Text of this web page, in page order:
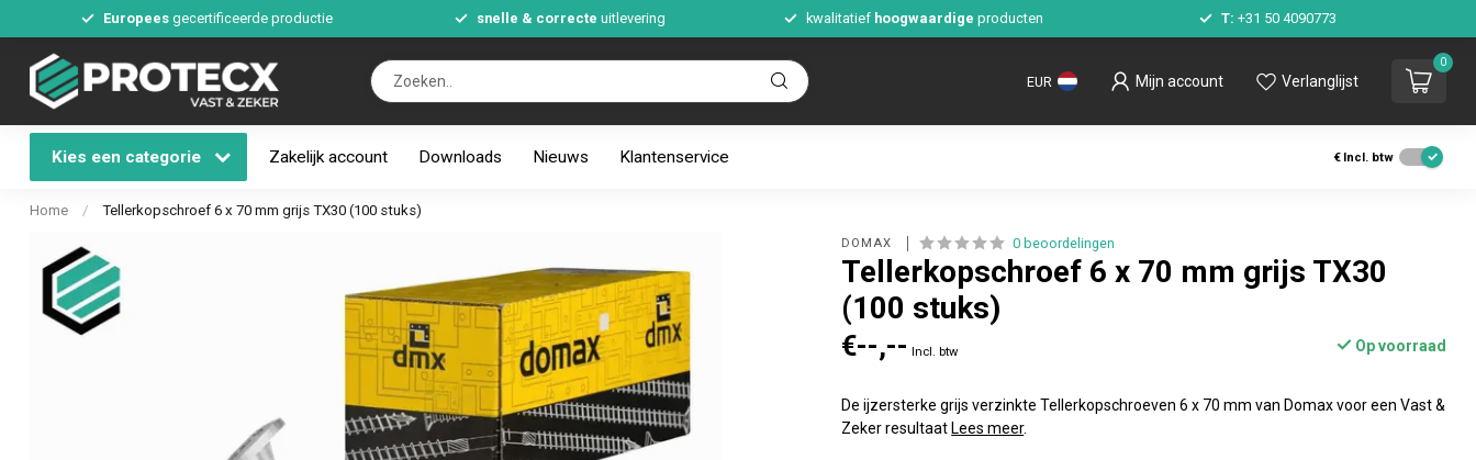
Europeesgecertificeerde productie snelle & correcte uitlevering kwalitatief hoogwaardige producten T: +31 50 4090773
EUR Mijn account Verlanglijst
0
Kies een categorie Zakelijk account Downloads Nieuws Klantenservice € Incl. btw
Home / Tellerkopschroef 6 x 70 mm grijs TX30 (100 stuks)
DOMAX 0 beoordelingen
Tellerkopschroef 6 x 70 mm grijs TX30
(100 stuks)
€--,-- Incl. btw Op voorraad
De ijzersterke grijs verzinkte Tellerkopschroeven 6 x 70 mm van Domax voor een Vast &
Zeker resultaat Lees meer.